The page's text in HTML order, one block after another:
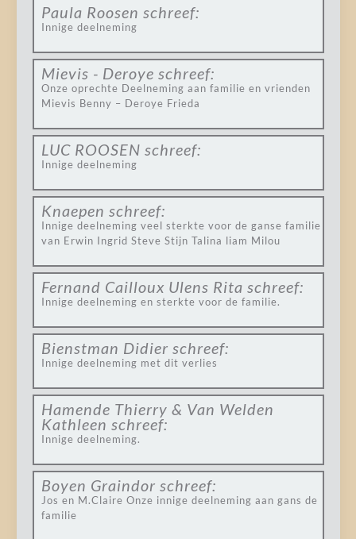
Paula Roosen schreef:
Innige deelneming
Mievis - Deroye schreef:
Onze oprechte Deelneming aan familie en vrienden
Mievis Benny – Deroye Frieda
LUC ROOSEN schreef:
Innige deelneming
Knaepen schreef:
Innige deelneming veel sterkte voor de ganse familie
van Erwin Ingrid Steve Stijn Talina liam Milou
Fernand Cailloux Ulens Rita schreef:
Innige deelneming en sterkte voor de familie.
Bienstman Didier schreef:
Innige deelneming met dit verlies
Hamende Thierry & Van Welden
Kathleen schreef:
Innige deelneming.
Boyen Graindor schreef:
Jos en M.Claire Onze innige deelneming aan gans de
familie